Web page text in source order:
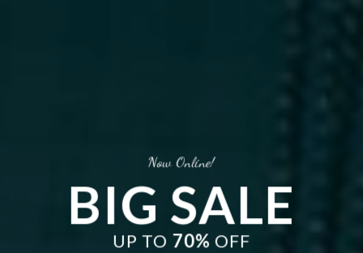
Now Online!
BIG SALE
UP TO 70% OFF